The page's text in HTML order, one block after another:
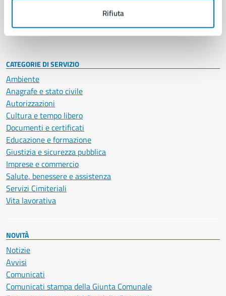
Rifiuta
Intranet, posta aziendale e protocollo
CATEGORIE DI SERVIZIO
Ambiente
Anagrafe e stato civile
Autorizzazioni
Cultura e tempo libero
Documenti e certificati
Educazione e formazione
Giustizia e sicurezza pubblica
Imprese e commercio
Salute, benessere e assistenza
Servizi Cimiteriali
Vita lavorativa
NOVITÀ
Notizie
Avvisi
Comunicati
Comunicati stampa della Giunta Comunale